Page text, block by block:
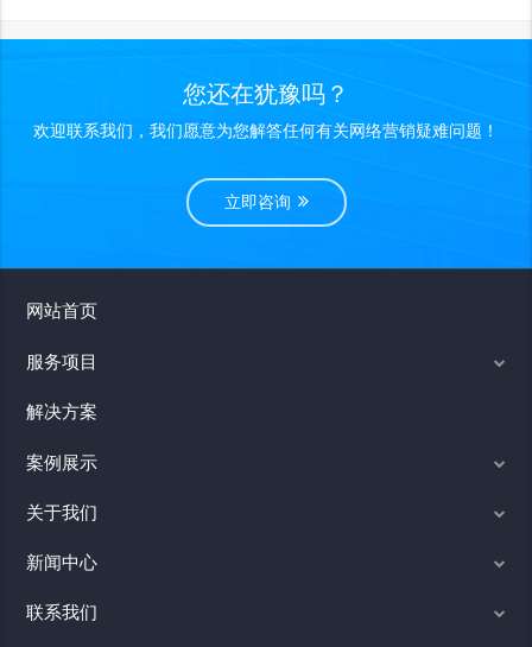
您还在犹豫吗？
欢迎联系我们，我们愿意为您解答任何有关网络营销疑难问题！
立即咨询
网站首页
服务项目
解决方案
案例展示
关于我们
新闻中心
联系我们